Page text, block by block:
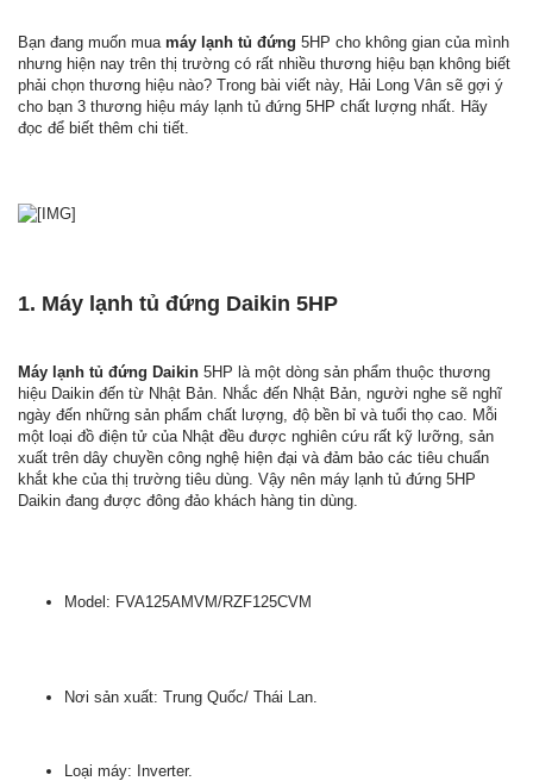
Bạn đang muốn mua máy lạnh tủ đứng 5HP cho không gian của mình
nhưng hiện nay trên thị trường có rất nhiều thương hiệu bạn không biết
phải chọn thương hiệu nào? Trong bài viết này, Hải Long Vân sẽ gợi ý
cho bạn 3 thương hiệu máy lạnh tủ đứng 5HP chất lượng nhất. Hãy
đọc để biết thêm chi tiết.
1. Máy lạnh tủ đứng Daikin 5HP
Máy lạnh tủ đứng Daikin 5HP là một dòng sản phẩm thuộc thương
hiệu Daikin đến từ Nhật Bản. Nhắc đến Nhật Bản, người nghe sẽ nghĩ
ngày đến những sản phẩm chất lượng, độ bền bỉ và tuổi thọ cao. Mỗi
một loại đồ điện tử của Nhật đều được nghiên cứu rất kỹ lưỡng, sản
xuất trên dây chuyền công nghệ hiện đại và đảm bảo các tiêu chuẩn
khắt khe của thị trường tiêu dùng. Vậy nên máy lạnh tủ đứng 5HP
Daikin đang được đông đảo khách hàng tin dùng.
Model: FVA125AMVM/RZF125CVM
Nơi sản xuất: Trung Quốc/ Thái Lan.
Loại máy: Inverter.